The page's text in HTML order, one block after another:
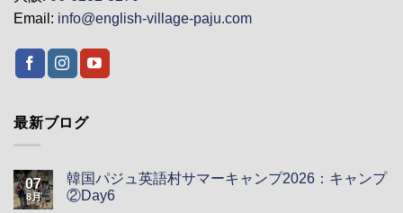
Email: info@english-village-paju.com
最新ブログ
07
8月
韓国パジュ英語村サマーキャンプ2026：キャンプ
②Day6